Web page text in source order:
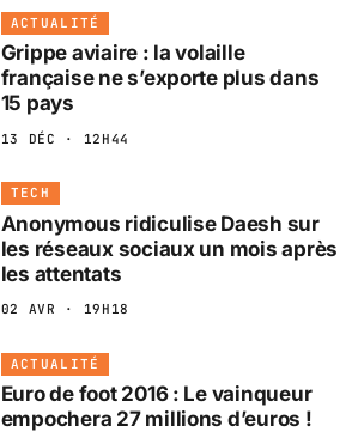
ACTUALITÉ
Grippe aviaire : la volaille
française ne s’exporte plus dans
15 pays
13 DÉC · 12H44
TECH
Anonymous ridiculise Daesh sur
les réseaux sociaux un mois après
les attentats
02 AVR · 19H18
ACTUALITÉ
Euro de foot 2016 : Le vainqueur
empochera 27 millions d’euros !